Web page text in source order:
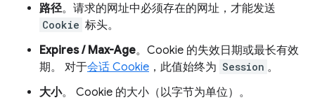
路径。请求的网址中必须存在的网址，才能发送
Cookie 标头。
Expires / Max-Age。Cookie 的失效日期或最长有效
期。 对于会话 Cookie ，此值始终为 Session 。
大小。 Cookie 的大小（以字节为单位）。